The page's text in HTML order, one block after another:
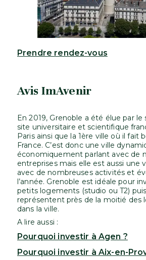
Prendre rendez-vous
Avis ImAvenir
En 2019, Grenoble a été élue par le
site universitaire et scientifique
Paris ainsi que la 1ère ville où il fait
France. C’est donc une ville
économiquement parlant avec de
entreprises mais elle est aussi une
avec de nombreuses activités et
l’année. Grenoble est idéale pour
petits logements (studio ou T2)
représentent près de la moitié des
dans la ville.
A lire aussi :
Pourquoi investir à Agen ?
Pourquoi investir à Aix-en-